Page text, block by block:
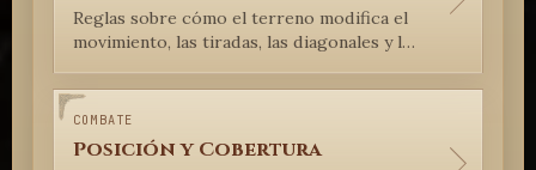
Reglas sobre cómo el terreno modifica el
movimiento, las tiradas, las diagonales y la
COMBATE
Posición y Cobertura